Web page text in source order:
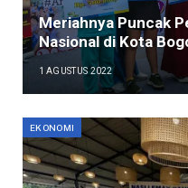
Meriahnya Puncak
Nasional di Kota
1 AGUSTUS 2022
EKONOMI